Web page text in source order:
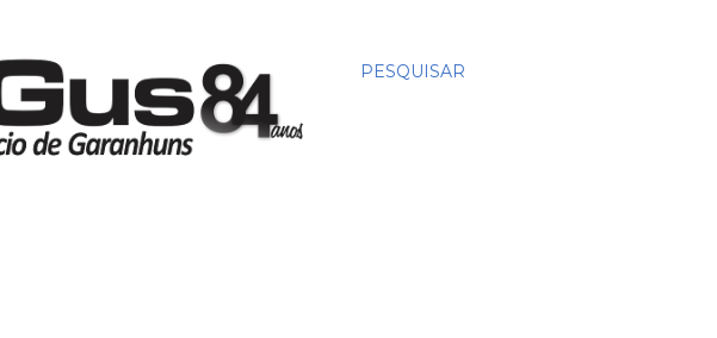
PESQUISAR